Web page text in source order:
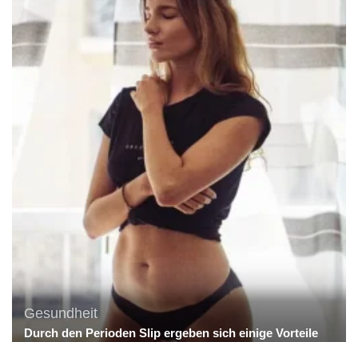
Gesundheit
Durch den Perioden Slip ergeben sich einige Vorteile